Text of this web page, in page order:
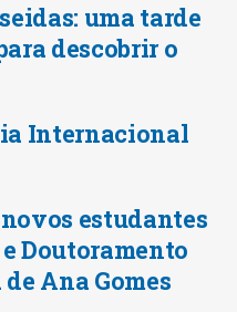
uma tarde
descobrir o
Internacional
novos estudantes
Doutoramento
Ana Gomes